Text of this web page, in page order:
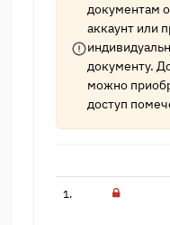
документам
аккаунт или
документу.
можно
доступ
1.